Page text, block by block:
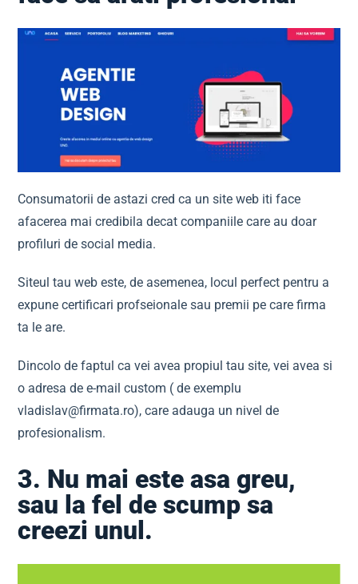
Consumatorii de astazi cred ca un site web iti face
afacerea mai credibila decat companiile care au doar
profiluri de social media.
Siteul tau web este, de asemenea, locul perfect pentru a
expune certificari profseionale sau premii pe care firma
ta le are.
Dincolo de faptul ca vei avea propiul tau site, vei avea si
o adresa de e-mail custom ( de exemplu
vladislav@firmata.ro), care adauga un nivel de
profesionalism.
3. Nu mai este asa greu,
sau la fel de scump sa
creezi unul.